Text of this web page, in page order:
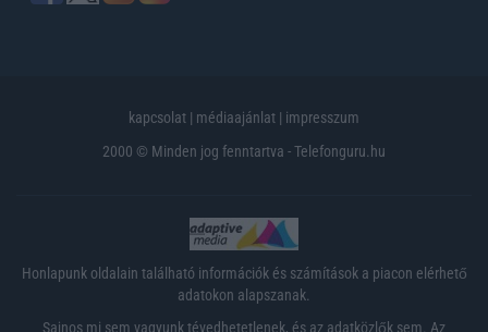
kapcsolat | médiaajánlat | impresszum
2000 © Minden jog fenntartva - Telefonguru.hu
Honlapunk oldalain található információk és számítások a piacon elérhető
adatokon alapszanak.
Sajnos mi sem vagyunk tévedhetetlenek, és az adatközlők sem. Az